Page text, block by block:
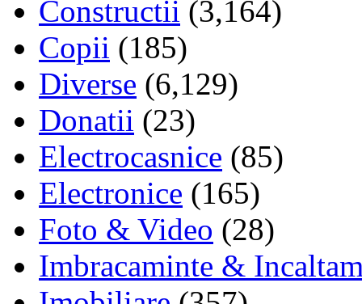
Constructii (3,164)
Copii (185)
Diverse (6,129)
Donatii (23)
Electrocasnice (85)
Electronice (165)
Foto & Video (28)
Imbracaminte &